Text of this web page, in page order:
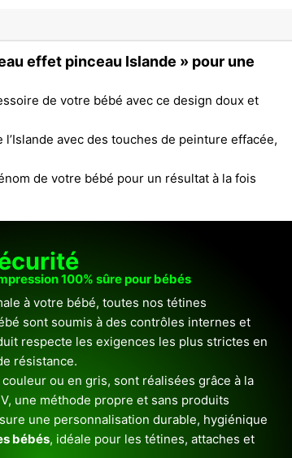
effet pinceau Islande » pour une
de votre bébé avec ce design doux et
avec des touches de peinture effacée,
de votre bébé pour un résultat à la fois
100% sûre pour bébés
à votre bébé, toutes nos tétines
sont soumis à des contrôles internes et
respecte les exigences les plus strictes en
résistance.
ou en gris, sont réalisées grâce à la
une méthode propre et sans produits
une personnalisation durable, hygiénique
bébés, idéale pour les tétines, attaches et